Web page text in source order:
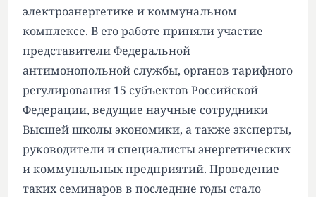
электроэнергетике и коммунальном
комплексе. В его работе приняли участие
представители Федеральной
антимонопольной службы, органов тарифного
регулирования 15 субъектов Российской
Федерации, ведущие научные сотрудники
Высшей школы экономики, а также эксперты,
руководители и специалисты энергетических
и коммунальных предприятий. Проведение
таких семинаров в последние годы стало